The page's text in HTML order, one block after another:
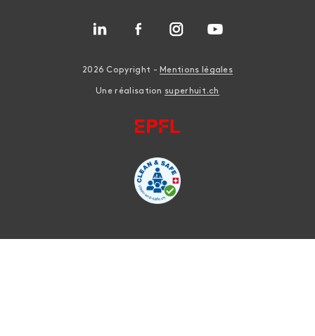
2026 Copyright - Mentions légales
Une réalisation superhuit.ch